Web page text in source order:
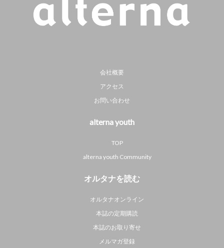
会社概要
アクセス
お問い合わせ
alterna youth
TOP
alterna youth Community
オルタナを読む
オルタナオンライン
本誌の定期購読
本誌のお取り寄せ
メルマガ登録